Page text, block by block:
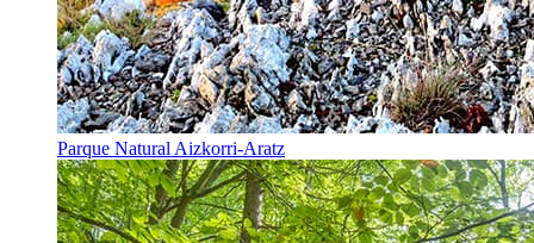
Parque Natural Aizkorri-Aratz